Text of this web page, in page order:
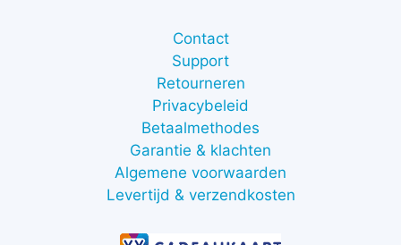
Contact
Support
Retourneren
Privacybeleid
Betaalmethodes
Garantie & klachten
Algemene voorwaarden
Levertijd & verzendkosten